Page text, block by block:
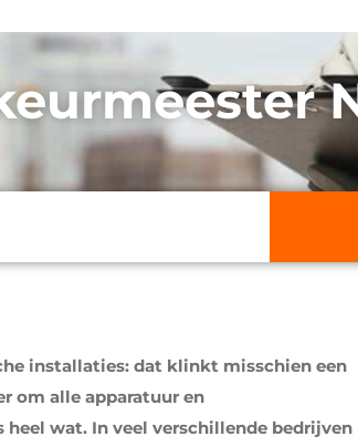
installaties: dat klinkt misschien een
om alle apparatuur en
heel wat. In veel verschillende bedrijven